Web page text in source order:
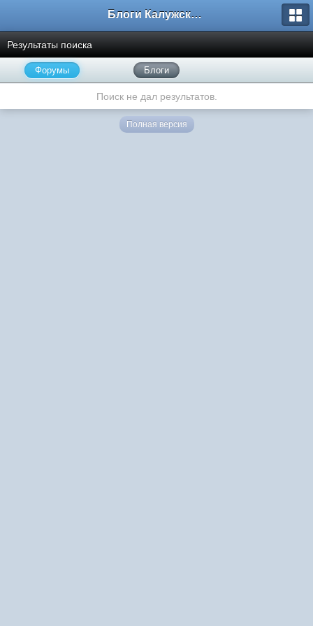
Блоги Калужского перекрестка
Результаты поиска
Форумы Блоги
Поиск не дал результатов.
Полная версия